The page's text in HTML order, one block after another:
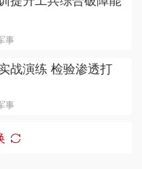
事
战演练 检验渗透打
事